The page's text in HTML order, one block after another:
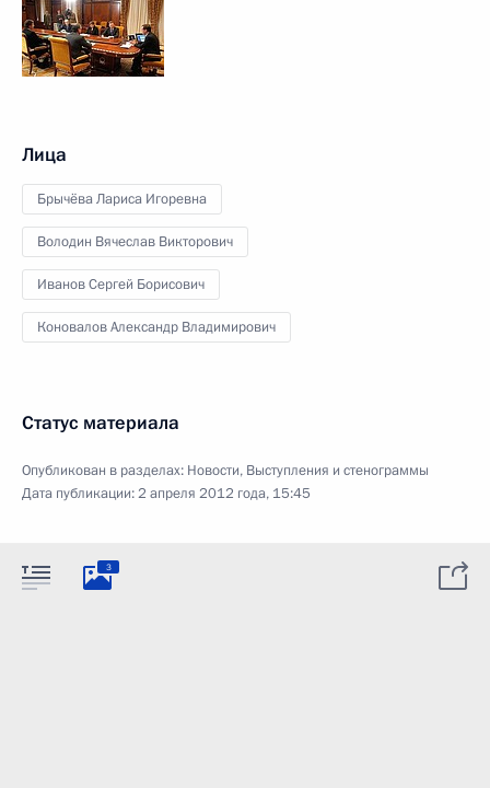
Лица
Брычёва Лариса Игоревна
Володин Вячеслав Викторович
Иванов Сергей Борисович
Коновалов Александр Владимирович
Статус материала
Опубликован в разделах: Новости, Выступления и стенограммы
Дата публикации:2 апреля 2012 года, 15:45
3